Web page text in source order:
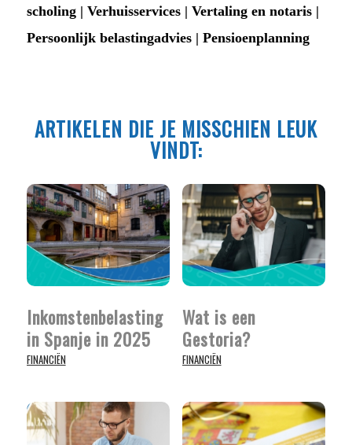
scholing | Verhuisservices | Vertaling en notaris |
Persoonlijk belastingadvies | Pensioenplanning
ARTIKELEN DIE JE MISSCHIEN LEUK
VINDT:
Inkomstenbelasting
in Spanje in 2025
FINANCIËN
Wat is een
Gestoria?
FINANCIËN